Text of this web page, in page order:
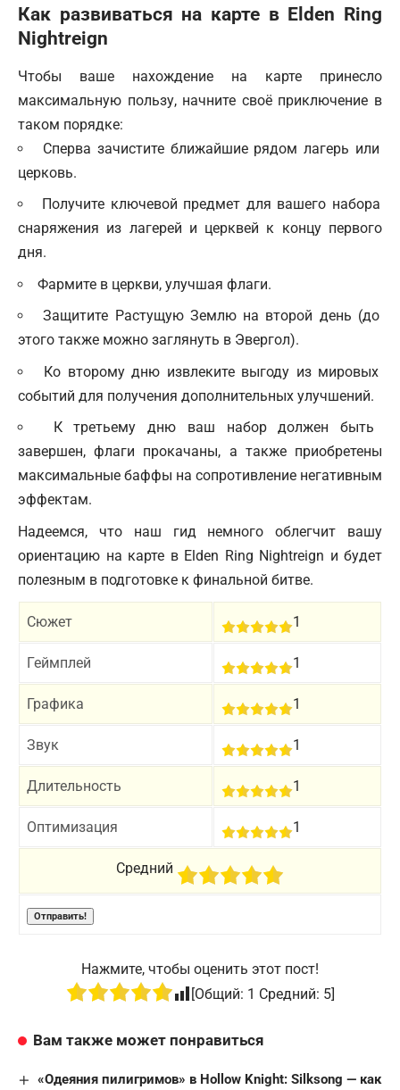
Как развиваться на карте в Elden Ring
Nightreign
Чтобы ваше нахождение на карте принесло
максимальную пользу, начните своё приключение в
таком порядке:
Сперва зачистите ближайшие рядом лагерь или
церковь.
Получите ключевой предмет для вашего набора
снаряжения из лагерей и церквей к концу первого
дня.
Фармите в церкви, улучшая флаги.
Защитите Растущую Землю на второй день (до
этого также можно заглянуть в Эвергол).
Ко второму дню извлеките выгоду из мировых
событий для получения дополнительных улучшений.
К третьему дню ваш набор должен быть
завершен, флаги прокачаны, а также приобретены
максимальные баффы на сопротивление негативным
эффектам.
Надеемся, что наш гид немного облегчит вашу
ориентацию на карте в Elden Ring Nightreign и будет
полезным в подготовке к финальной битве.
Сюжет 1
Геймплей 1
Графика 1
Звук 1
Длительность 1
Оптимизация 1
Средний
Нажмите, чтобы оценить этот пост!
[Общий: 1 Средний: 5]
Вам также может понравиться
«Одеяния пилигримов» в Hollow Knight: Silksong — как